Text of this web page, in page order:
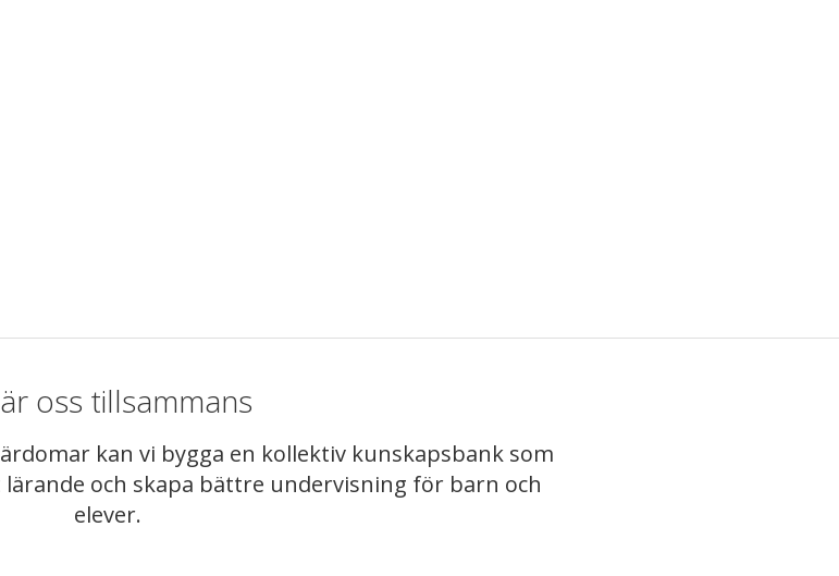
oss tillsammans
kan vi bygga en kollektiv kunskapsbank som
och skapa bättre undervisning för barn och
elever.